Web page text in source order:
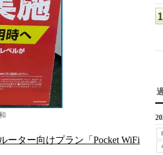
ーター向けプラン「Pocket WiFi